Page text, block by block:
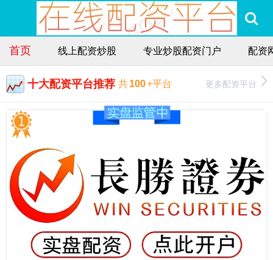
首页 线上配资炒股 专业炒股配资门户 配资
十大配资平台推荐 共100+平台 更多配资平台